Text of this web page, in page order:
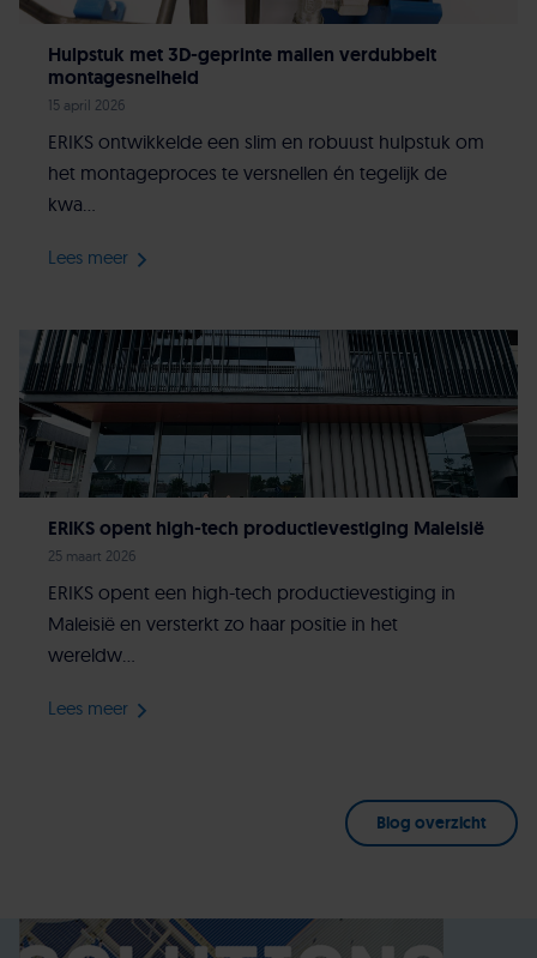
Hulpstuk met 3D-geprinte mallen verdubbelt
montagesnelheid
15 april 2026
ERIKS ontwikkelde een slim en robuust hulpstuk om
het montageproces te versnellen én tegelijk de
kwa...
Lees meer
ERIKS opent high-tech productievestiging Maleisië
25 maart 2026
ERIKS opent een high-tech productievestiging in
Maleisië en versterkt zo haar positie in het
wereldw...
Lees meer
Blog overzicht